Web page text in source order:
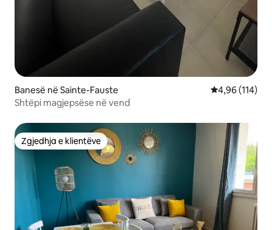
Banesë në Sainte-Fauste Vlerësimi
4,96 (114)
Shtëpi magjepsëse në vend
Zgjedhja e klientëve
Zgjedhja e klientëve